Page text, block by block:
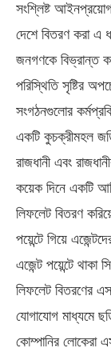
সংশ্লিষ্ট
দেশে বিতরণ করা এ
জনগণকে বিভ্রান্ত
পরিস্থিতি সৃষ্টির
সংগঠনগুলোর
একটি কুচক্রীমহল
রাজধানী এবং
কয়েক দিনে একটি
লিফলেট বিতরণ
পয়েন্টে গিয়ে
এজেন্ট পয়েন্টে থাকা
লিফলেট বিতরণের
যোগাযোগ মাধ্যমে
কোম্পানির লোকেরা